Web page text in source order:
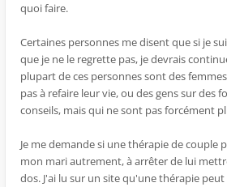
quoi faire.
Certaines personnes me disent que si je
que je ne le regrette pas, je devrais
plupart de ces personnes sont des
pas à refaire leur vie, ou des gens sur des
conseils, mais qui ne sont pas forcément
Je me demande si une thérapie de couple
mon mari autrement, à arrêter de lui
dos. J'ai lu sur un site qu'une thérapie